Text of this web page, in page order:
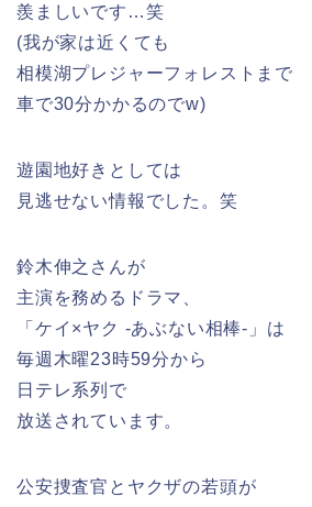
羨ましいです…笑
(我が家は近くても
相模湖プレジャーフォレストまで
車で30分かかるのでw)
遊園地好きとしては
見逃せない情報でした。笑
鈴木伸之さんが
主演を務めるドラマ、
「ケイ×ヤク -あぶない相棒-」は
毎週木曜23時59分から
日テレ系列で
放送されています。
公安捜査官とヤクザの若頭が